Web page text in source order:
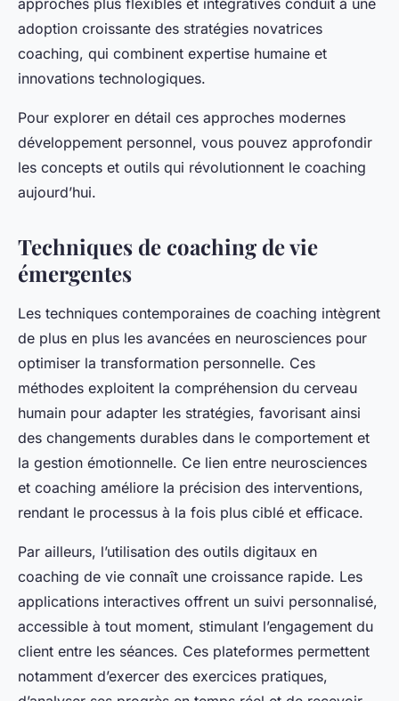
approches plus flexibles et intégratives conduit à une
adoption croissante des stratégies novatrices
coaching, qui combinent expertise humaine et
innovations technologiques.
Pour explorer en détail ces approches modernes
développement personnel, vous pouvez approfondir
les concepts et outils qui révolutionnent le coaching
aujourd’hui.
Techniques de coaching de vie
émergentes
Les techniques contemporaines de coaching intègrent
de plus en plus les avancées en neurosciences pour
optimiser la transformation personnelle. Ces
méthodes exploitent la compréhension du cerveau
humain pour adapter les stratégies, favorisant ainsi
des changements durables dans le comportement et
la gestion émotionnelle. Ce lien entre neurosciences
et coaching améliore la précision des interventions,
rendant le processus à la fois plus ciblé et efficace.
Par ailleurs, l’utilisation des outils digitaux en
coaching de vie connaît une croissance rapide. Les
applications interactives offrent un suivi personnalisé,
accessible à tout moment, stimulant l’engagement du
client entre les séances. Ces plateformes permettent
notamment d’exercer des exercices pratiques,